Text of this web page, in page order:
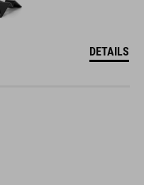
DETAILS